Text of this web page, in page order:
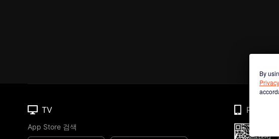
By
TV
App Store 검색
Phone